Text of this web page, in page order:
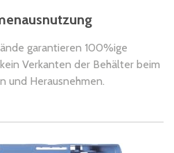
garantieren 100%ige
Verkanten der Behälter beim
und Herausnehmen.